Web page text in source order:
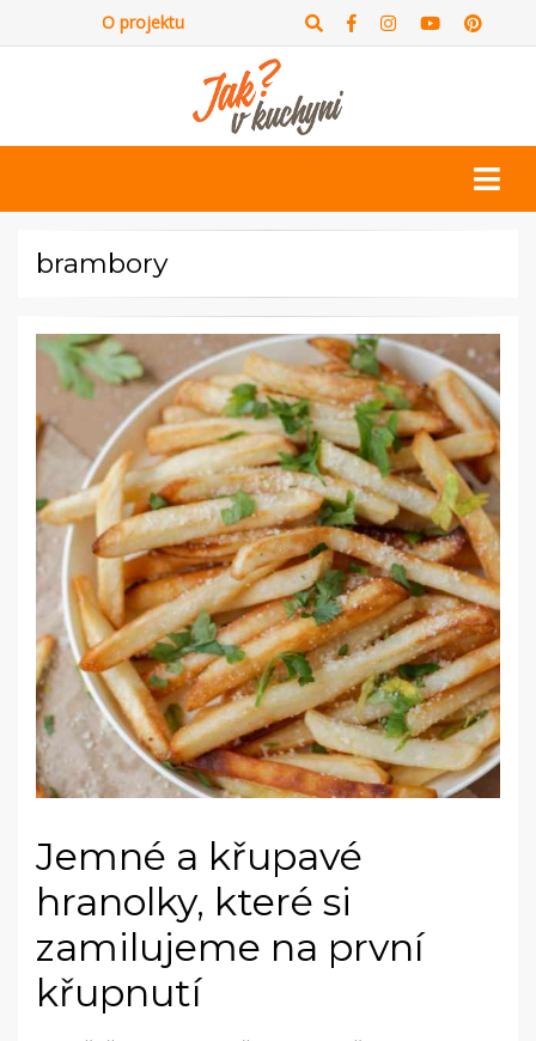
O projektu
brambory
Jemné a křupavé
hranolky, které si
zamilujeme na první
křupnutí